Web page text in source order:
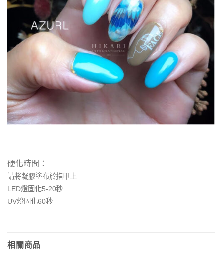
硬化時間：
請將凝膠塗布於指甲上
LED燈固化5-20秒
UV燈固化60秒
相關商品